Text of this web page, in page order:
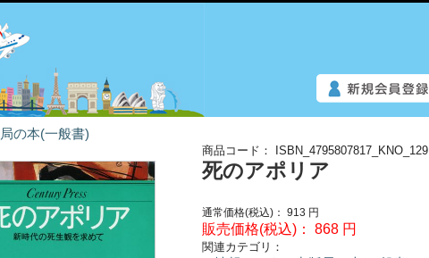
の本(一般書)
商品コード： ISBN_4795807817_KNO_129
死のアポリア
通常価格(税込)： 913 円
販売価格(税込)： 868 円
関連カテゴリ：